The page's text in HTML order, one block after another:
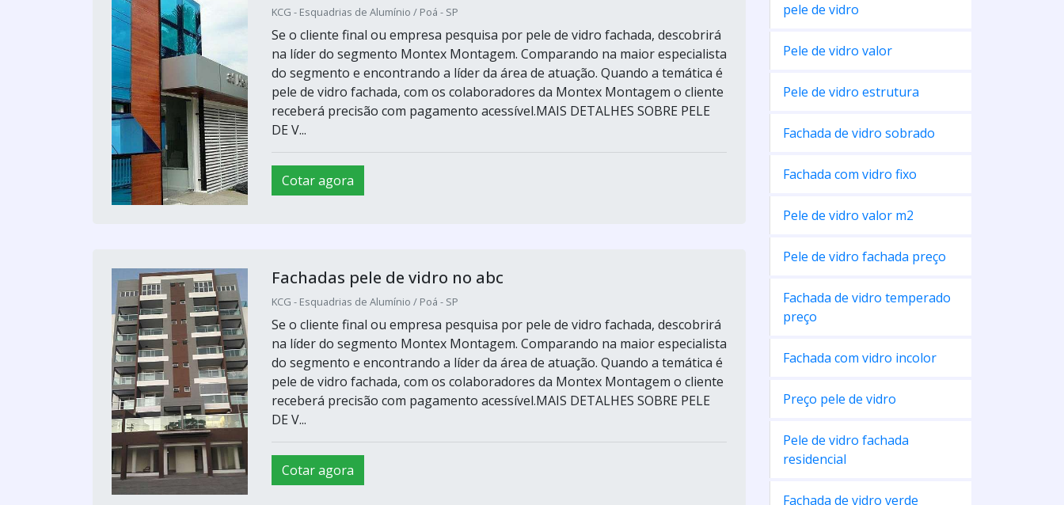
KCG - Esquadrias de Alumínio / Poá - SP
Se o cliente final ou empresa pesquisa por pele de vidro fachada, descobrirá
na líder do segmento Montex Montagem. Comparando na maior especialista
do segmento e encontrando a líder da área de atuação. Quando a temática é
pele de vidro fachada, com os colaboradores da Montex Montagem o cliente
receberá precisão com pagamento acessível.MAIS DETALHES SOBRE PELE
DE V...
Cotar agora
Fachadas pele de vidro no abc
KCG - Esquadrias de Alumínio / Poá - SP
Se o cliente final ou empresa pesquisa por pele de vidro fachada, descobrirá
na líder do segmento Montex Montagem. Comparando na maior especialista
do segmento e encontrando a líder da área de atuação. Quando a temática é
pele de vidro fachada, com os colaboradores da Montex Montagem o cliente
receberá precisão com pagamento acessível.MAIS DETALHES SOBRE PELE
DE V...
Cotar agora
pele de vidro
Pele de vidro valor
Pele de vidro estrutura
Fachada de vidro sobrado
Fachada com vidro fixo
Pele de vidro valor m2
Pele de vidro fachada preço
Fachada de vidro temperado
preço
Fachada com vidro incolor
Preço pele de vidro
Pele de vidro fachada
residencial
Fachada de vidro verde